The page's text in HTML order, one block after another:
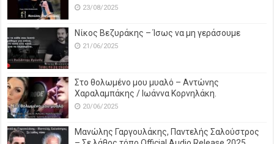
23/08/2025
Νίκος Βεζυράκης – Ίσως να μη γεράσουμε
21/06/2025
Στο θολωμένο μου μυαλό – Αντώνης
Χαραλαμπάκης / Ιωάννα Κορνηλάκη.
20/06/2025
Μανώλης Γαργουλάκης, Παντελής Σαλούστρος